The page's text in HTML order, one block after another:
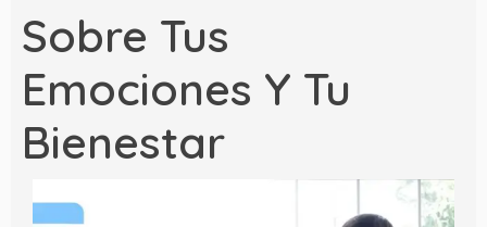
Sobre Tus
Emociones Y Tu
Bienestar